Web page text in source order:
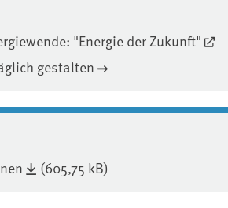
"Energie der Zukunft"
gestalten
(605,75 kB)